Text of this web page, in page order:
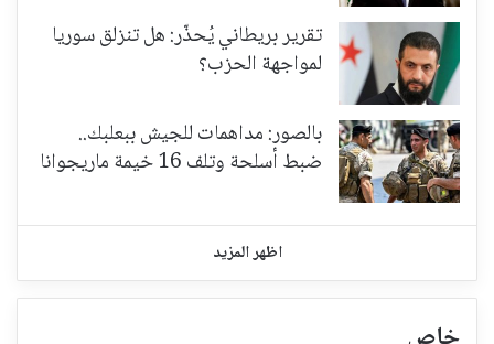
تقرير بريطاني يُحذّر: هل تنزلق سوريا
لمواجهة الحزب؟
بالصور: مداهمات للجيش ببعلبك..
ضبط أسلحة وتلف 16 خيمة ماريجوانا
اظهر المزيد